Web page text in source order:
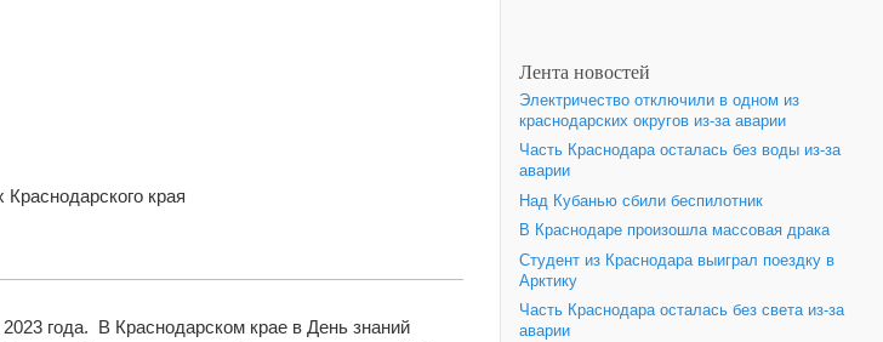
края
года. В Краснодарском крае в День знаний
Лента новостей
Электричество отключили в одном из
краснодарских округов из-за аварии
Часть Краснодара осталась без воды из-за
аварии
Над Кубанью сбили беспилотник
В Краснодаре произошла массовая драка
Студент из Краснодара выиграл поездку в
Арктику
Часть Краснодара осталась без света из-за
аварии